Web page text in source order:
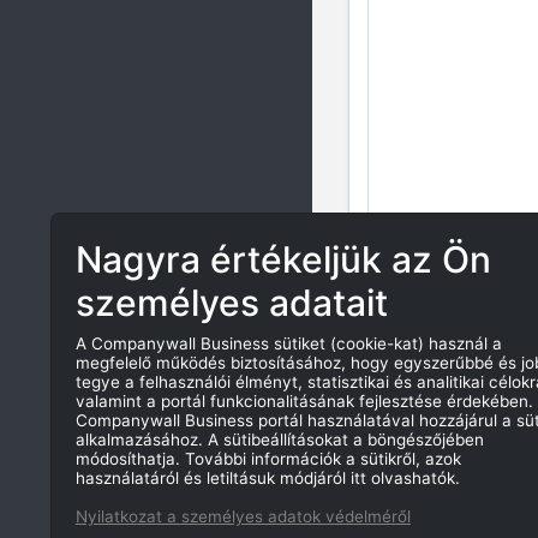
Nagyra értékeljük az Ön
személyes adatait
A Companywall Business sütiket (cookie-kat) használ a
megfelelő működés biztosításához, hogy egyszerűbbé és
tegye a felhasználói élményt, statisztikai és analitikai
valamint a portál funkcionalitásának fejlesztése érdekében.
Companywall Business portál használatával hozzájárul a
alkalmazásához. A sütibeállításokat a böngészőjében
módosíthatja. További információk a sütikről, azok
használatáról és letiltásuk módjáról itt olvashatók.
Nyilatkozat a személyes adatok védelméről